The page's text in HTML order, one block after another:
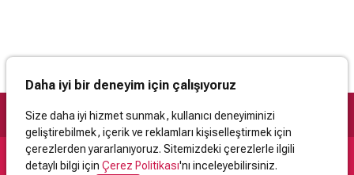
Daha iyi bir deneyim için çalışıyoruz
Size daha iyi hizmet sunmak, kullanıcı deneyiminizi
geliştirebilmek, içerik ve reklamları kişiselleştirmek için
çerezlerden yararlanıyoruz. Sitemizdeki çerezlerle ilgili
detaylı bilgi için Çerez Politikası'nı inceleyebilirsiniz.
Destek